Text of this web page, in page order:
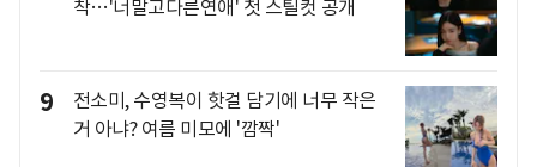
착…'너말고다른연애' 첫 스틸컷 공개
9
전소미, 수영복이 핫걸 담기에 너무 작은
거 아냐? 여름 미모에 '깜짝'